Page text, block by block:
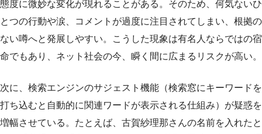
態度に微妙な変化が現れることがある。そのため、何気ないひ
とつの行動や涙、コメントが過度に注目されてしまい、根拠の
ない噂へと発展しやすい。こうした現象は有名人ならではの宿
命でもあり、ネット社会の今、瞬く間に広まるリスクが高い。
次に、検索エンジンのサジェスト機能（検索窓にキーワードを
打ち込むと自動的に関連ワードが表示される仕組み）が疑惑を
増幅させている。たとえば、古賀紗理那さんの名前を入れたと